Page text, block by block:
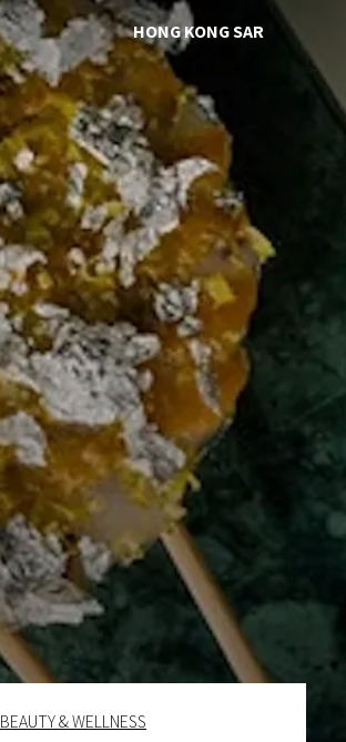
HONG KONG SAR
BEAUTY & WELLNESS